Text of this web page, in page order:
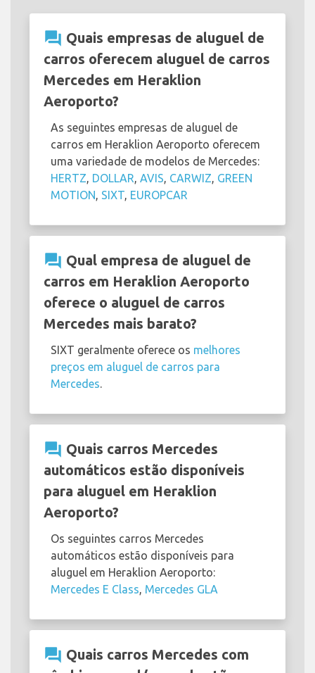
question_answer Quais empresas de aluguel de
carros oferecem aluguel de carros
Mercedes em Heraklion
Aeroporto?
As seguintes empresas de aluguel de
carros em Heraklion Aeroporto oferecem
uma variedade de modelos de Mercedes:
HERTZ DOLLAR AVIS CARWIZ GREEN
MOTION SIXT EUROPCAR
question_answer Qual empresa de aluguel de
carros em Heraklion Aeroporto
oferece o aluguel de carros
Mercedes mais barato?
SIXT geralmente oferece os melhores
preços em aluguel de carros para
Mercedes
question_answer Quais carros Mercedes
automáticos estão disponíveis
para aluguel em Heraklion
Aeroporto?
Os seguintes carros Mercedes
automáticos estão disponíveis para
aluguel em Heraklion Aeroporto:
Mercedes E Class Mercedes GLA
question_answer Quais carros Mercedes com